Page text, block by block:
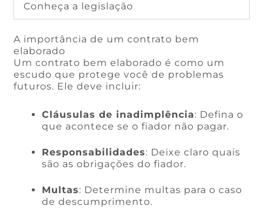
Conheça a legislação
A importância de um contrato bem
elaborado
Um contrato bem elaborado é como um
escudo que protege você de problemas
futuros. Ele deve incluir:
Cláusulas de inadimplência: Defina o
que acontece se o fiador não pagar.
Responsabilidades: Deixe claro quais
são as obrigações do fiador.
Multas: Determine multas para o caso
de descumprimento.